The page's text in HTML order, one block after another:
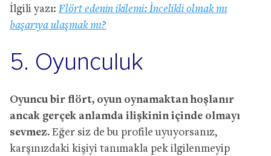
İlgili yazı: Flört edenin ikilemi: İncelikli olmak mı
başarıya ulaşmak mı?
5. Oyunculuk
Oyuncu bir flört, oyun oynamaktan hoşlanır
ancak gerçek anlamda ilişkinin içinde olmayı
sevmez. Eğer siz de bu profile uyuyorsanız,
karşınızdaki kişiyi tanımakla pek ilgilenmeyip